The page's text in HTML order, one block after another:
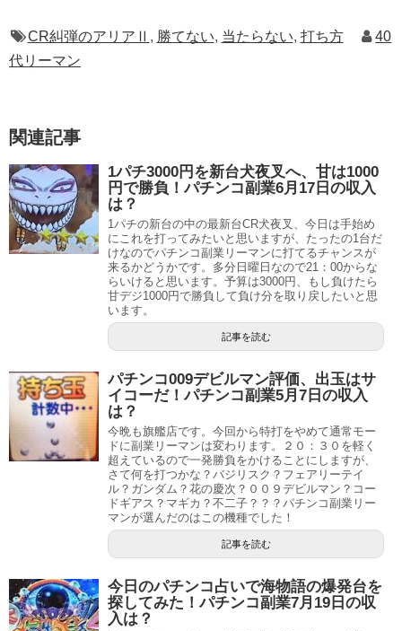
CR糾弾のアリアⅡ , 勝てない, 当たらない, 打ち方
40
代リーマン
関連記事
1パチ3000円を新台犬夜叉へ、甘は1000
円で勝負！パチンコ副業6月17日の収入
は？
1パチの新台の中の最新台CR犬夜叉、今日は手始め
にこれを打ってみたいと思いますが、たったの1台だ
けなのでパチンコ副業リーマンに打てるチャンスが
来るかどうかです。多分日曜日なので21：00からな
らいけると思います。予算は3000円、もし負けたら
甘デジ1000円で勝負して負け分を取り戻したいと思
います。
記事を読む
パチンコ009デビルマン評価、出玉はサ
イコーだ！パチンコ副業5月7日の収入
は？
今晩も旗艦店です。今回から特打をやめて通常モー
ドに副業リーマンは変わります。２０：３０を軽く
超えているので一発勝負をかけることにしますが、
さて何を打つかな？バジリスク？フェアリーテイ
ル？ガンダム？花の慶次？００９デビルマン？コー
ドギアス？マギカ？不二子？？？パチンコ副業リー
マンが選んだのはこの機種でした！
記事を読む
今日のパチンコ占いで海物語の爆発台を
探してみた！パチンコ副業7月19日の収
入は？